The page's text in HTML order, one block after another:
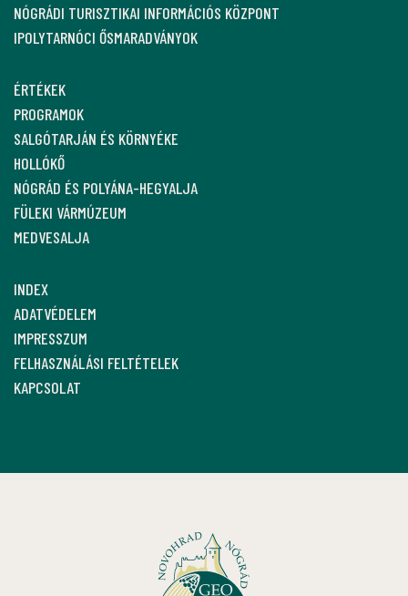
NÓGRÁDI TURISZTIKAI INFORMÁCIÓS KÖZPONT
IPOLYTARNÓCI ŐSMARADVÁNYOK
ÉRTÉKEK
PROGRAMOK
SALGÓTARJÁN ÉS KÖRNYÉKE
HOLLÓKŐ
NÓGRÁD ÉS POLYÁNA-HEGYALJA
FÜLEKI VÁRMÚZEUM
MEDVESALJA
INDEX
ADATVÉDELEM
IMPRESSZUM
FELHASZNÁLÁSI FELTÉTELEK
KAPCSOLAT